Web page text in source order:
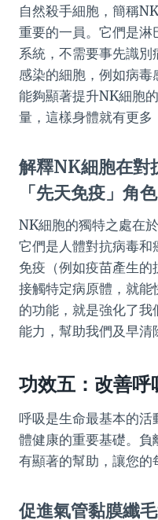
自然殺手細胞，簡稱
重要的一員。它們是
系統，不需要事先識
感染的細胞，例如病
能夠顯著提升NK細胞
量，這樣身體就有更多
解釋NK細胞在對
「先天免疫」角色
NK細胞的獨特之處在
它們是人體對抗病毒
免疫（例如疫苗產生
接觸特定病原體，就
的功能，就是強化了
能力，幫助我們及早清
功效五：改善呼
呼吸是生命最基本的
體健康的重要基礎。
有顯著的幫助，讓您的
促進氣管黏膜纖